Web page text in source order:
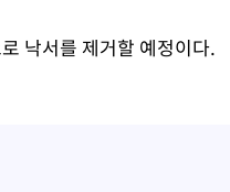
낙서를 제거할 예정이다.